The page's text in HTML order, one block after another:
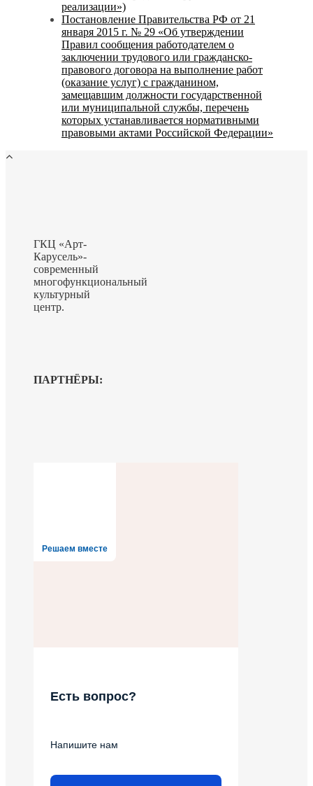
реализации»)
Постановление Правительства РФ от 21
января 2015 г. № 29 «Об утверждении
Правил сообщения работодателем о
заключении трудового или гражданско-
правового договора на выполнение работ
(оказание услуг) с гражданином,
замещавшим должности государственной
или муниципальной службы, перечень
которых устанавливается нормативными
правовыми актами Российской Федерации»
ГКЦ «Арт-
Карусель»-
современный
многофункциональный
культурный
центр.
ПАРТНЁРЫ:
Решаем вместе
Есть вопрос?
Напишите нам